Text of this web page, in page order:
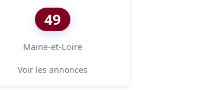
49
Maine-et-Loire
Voir les annonces